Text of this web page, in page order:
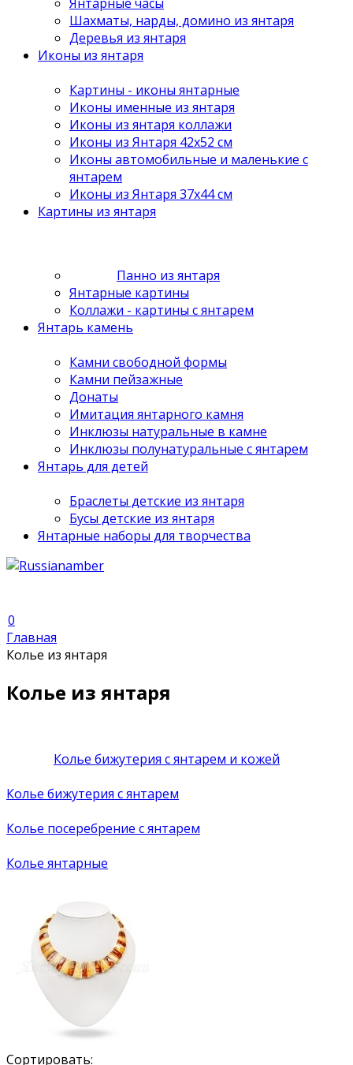
Шахматы, нарды, домино из янтаря
Деревья из янтаря
Иконы из янтаря
Картины - иконы янтарные
Иконы именные из янтаря
Иконы из янтаря коллажи
Иконы из Янтаря 42х52 см
Иконы автомобильные и маленькие с
янтарем
Иконы из Янтаря 37х44 см
Картины из янтаря
Панно из янтаря
Янтарные картины
Коллажи - картины с янтарем
Янтарь камень
Камни свободной формы
Камни пейзажные
Донаты
Имитация янтарного камня
Инклюзы натуральные в камне
Инклюзы полунатуральные с янтарем
Янтарь для детей
Браслеты детские из янтаря
Бусы детские из янтаря
Янтарные наборы для творчества
0
Главная
Колье из янтаря
Колье из янтаря
Колье бижутерия с янтарем и кожей
Колье бижутерия с янтарем
Колье посеребрение с янтарем
Колье янтарные
Сортировать: